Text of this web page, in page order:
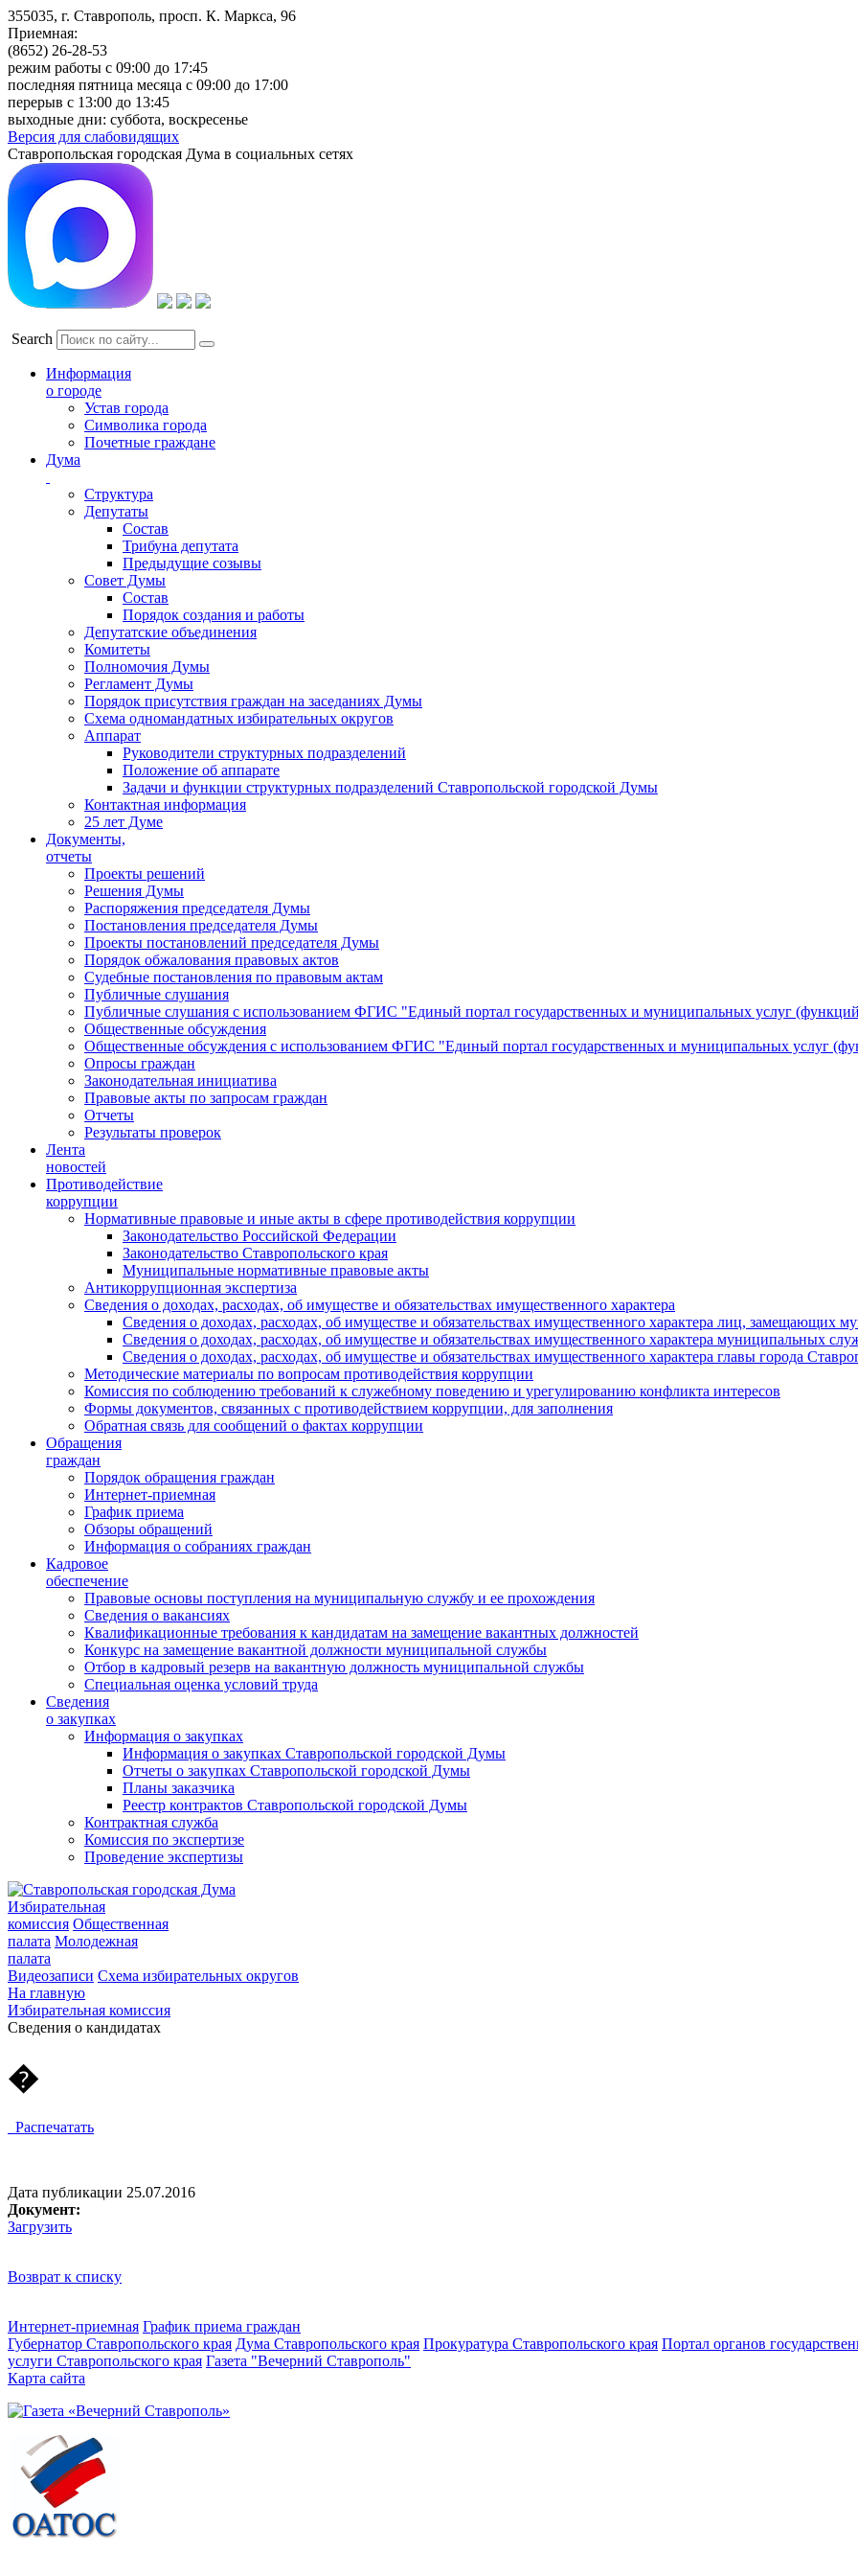
355035, г. Ставрополь, просп. К. Маркса, 96
Приемная:
(8652) 26-28-53
режим работы с 09:00 до 17:45
последняя пятница месяца с 09:00 до 17:00
перерыв с 13:00 до 13:45
выходные дни: суббота, воскресенье
Версия для слабовидящих
Ставропольская городская Дума в социальных сетях
Search
Информация
о городе
Устав города
Символика города
Почетные граждане
Дума
Структура
Депутаты
Состав
Трибуна депутата
Предыдущие созывы
Совет Думы
Состав
Порядок создания и работы
Депутатские объединения
Комитеты
Полномочия Думы
Регламент Думы
Порядок присутствия граждан на заседаниях Думы
Схема одномандатных избирательных округов
Аппарат
Руководители структурных подразделений
Положение об аппарате
Задачи и функции структурных подразделений Ставропольской городской Думы
Контактная информация
25 лет Думе
Документы,
отчеты
Проекты решений
Решения Думы
Распоряжения председателя Думы
Постановления председателя Думы
Проекты постановлений председателя Думы
Порядок обжалования правовых актов
Судебные постановления по правовым актам
Публичные слушания
Публичные слушания с использованием ФГИС "Единый портал государственных и муниципальных услуг
Общественные обсуждения
Общественные обсуждения с использованием ФГИС "Единый портал государственных и муниципальных услуг
Опросы граждан
Законодательная инициатива
Правовые акты по запросам граждан
Отчеты
Результаты проверок
Лента
новостей
Противодействие
коррупции
Нормативные правовые и иные акты в сфере противодействия коррупции
Законодательство Российской Федерации
Законодательство Ставропольского края
Муниципальные нормативные правовые акты
Антикоррупционная экспертиза
Сведения о доходах, расходах, об имуществе и обязательствах имущественного характера
Сведения о доходах, расходах, об имуществе и обязательствах имущественного характера лиц,
Сведения о доходах, расходах, об имуществе и обязательствах имущественного характера муниципальных
Сведения о доходах, расходах, об имуществе и обязательствах имущественного характера главы города
Методические материалы по вопросам противодействия коррупции
Комиссия по соблюдению требований к служебному поведению и урегулированию конфликта интересов
Формы документов, связанных с противодействием коррупции, для заполнения
Обратная связь для сообщений о фактах коррупции
Обращения
граждан
Порядок обращения граждан
Интернет-приемная
График приема
Обзоры обращений
Информация о собраниях граждан
Кадровое
обеспечение
Правовые основы поступления на муниципальную службу и ее прохождения
Сведения о вакансиях
Квалификационные требования к кандидатам на замещение вакантных должностей
Конкурс на замещение вакантной должности муниципальной службы
Отбор в кадровый резерв на вакантную должность муниципальной службы
Специальная оценка условий труда
Сведения
о закупках
Информация о закупках
Информация о закупках Ставропольской городской Думы
Отчеты о закупках Ставропольской городской Думы
Планы заказчика
Реестр контрактов Ставропольской городской Думы
Контрактная служба
Комиссия по экспертизе
Проведение экспертизы
Избирательная
комиссия Общественная
палата Молодежная
палата
Видеозаписи Схема избирательных округов
На главную
Избирательная комиссия
Cведения о кандидатах
�
Распечатать
Дата публикации 25.07.2016
Документ:
Загрузить
Возврат к списку
Интернет-приемная График приема граждан
Губернатор Ставропольского края Дума Ставропольского края Прокуратура Ставропольского края Портал органов
услуги Ставропольского края Газета "Вечерний Ставрополь"
Карта сайта